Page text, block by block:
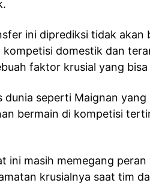
ini diprediksi tidak akan
kompetisi domestik dan
faktor krusial yang
dunia seperti Maignan
bermain di kompetisi
ini masih memegang
krusialnya saat tim